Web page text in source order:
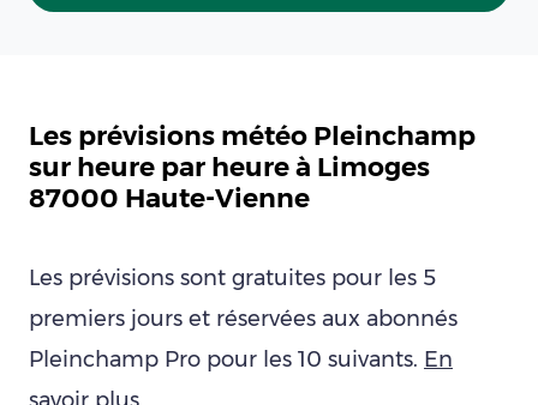
Les prévisions météo Pleinchamp
sur heure par heure à Limoges
87000 Haute-Vienne
Les prévisions sont gratuites pour les 5
premiers jours et réservées aux abonnés
Pleinchamp Pro pour les 10 suivants. En